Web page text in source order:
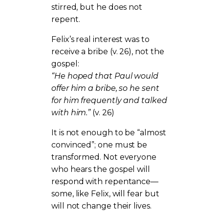
stirred, but he does not
repent.
Felix’s real interest was to
receive a bribe (v. 26), not the
gospel:
“He hoped that Paul would
offer him a bribe, so he sent
for him frequently and talked
with him.”(v. 26)
It is not enough to be “almost
convinced”; one must be
transformed. Not everyone
who hears the gospel will
respond with repentance—
some, like Felix, will fear but
will not change their lives.